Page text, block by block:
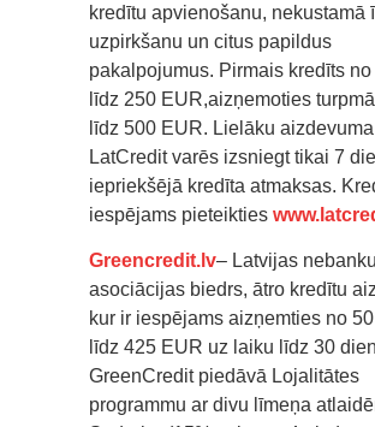
kredītu apvienošanu, nekustamā
uzpirkšanu un citus papildus
pakalpojumus. Pirmais kredīts
līdz 250 EUR,aizņemoties
līdz 500 EUR. Lielāku
LatCredit varēs izsniegt tikai 7
iepriekšējā kredīta atmaksas.
iespējams pieteikties
Greencredit.lv– Latvijas nebanku
asociācijas biedrs, ātro kredītu
kur ir iespējams aizņemties no
līdz 425 EUR uz laiku līdz 30
GreenCredit piedāvā Lojalitātes
programmu ar divu līmeņa